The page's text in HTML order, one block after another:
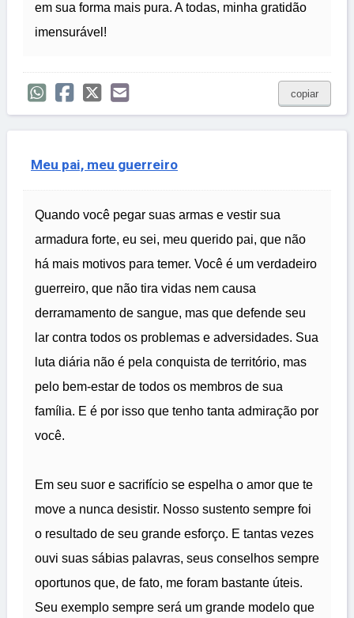
em sua forma mais pura. A todas, minha gratidão
imensurável!
copiar
Meu pai, meu guerreiro
Quando você pegar suas armas e vestir sua
armadura forte, eu sei, meu querido pai, que não
há mais motivos para temer. Você é um verdadeiro
guerreiro, que não tira vidas nem causa
derramamento de sangue, mas que defende seu
lar contra todos os problemas e adversidades. Sua
luta diária não é pela conquista de território, mas
pelo bem-estar de todos os membros de sua
família. E é por isso que tenho tanta admiração por
você.
Em seu suor e sacrifício se espelha o amor que te
move a nunca desistir. Nosso sustento sempre foi
o resultado de seu grande esforço. E tantas vezes
ouvi suas sábias palavras, seus conselhos sempre
oportunos que, de fato, me foram bastante úteis.
Seu exemplo sempre será um grande modelo que